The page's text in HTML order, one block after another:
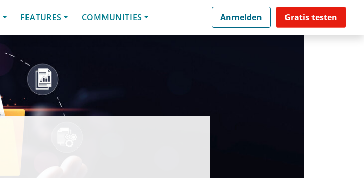
FEATURES COMMUNITIES Anmelden Gratis testen